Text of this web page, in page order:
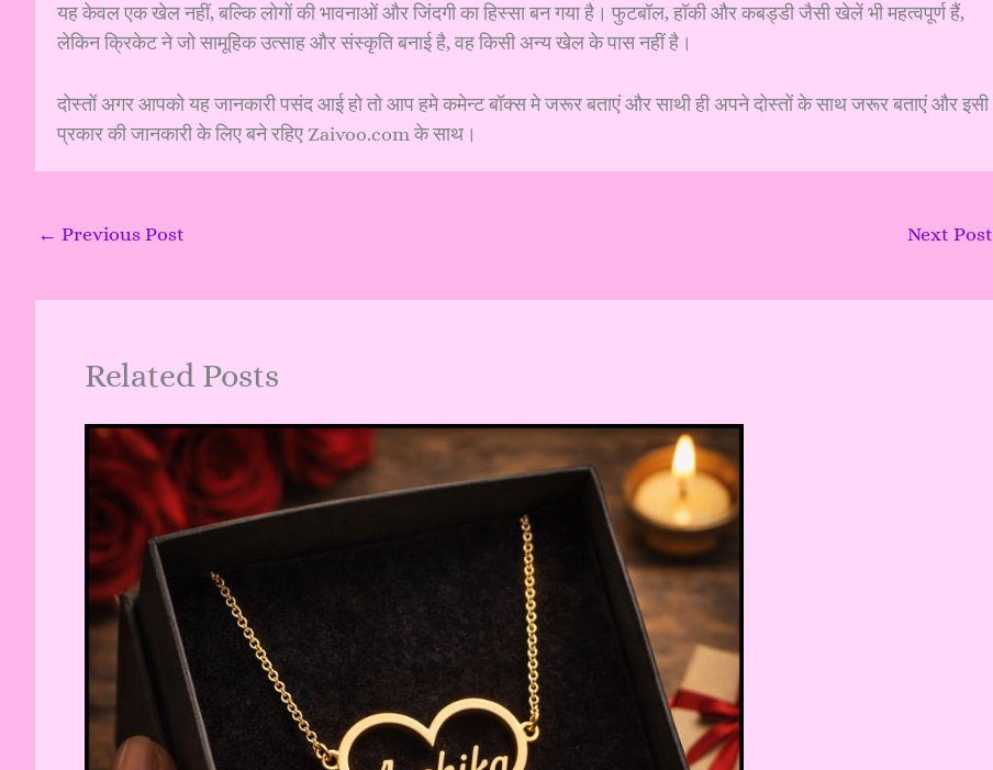
यह केवल एक खेल नहीं, बल्कि लोगों की भावनाओं और जिंदगी का हिस्सा बन गया है। फुटबॉल, हॉकी और कबड्डी जैसी खेलें भी महत्वपूर्ण हैं,
लेकिन क्रिकेट ने जो सामूहिक उत्साह और संस्कृति बनाई है, वह किसी अन्य खेल के पास नहीं है।
दोस्तों अगर आपको यह जानकारी पसंद आई हो तो आप हमे कमेन्ट बॉक्स मे जरूर बताएं और साथी ही अपने दोस्तों के साथ जरूर बताएं और इसी
प्रकार की जानकारी के लिए बने रहिए Zaivoo.com के साथ।
← Previous Post Next Post
Related Posts